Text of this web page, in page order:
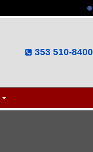
353 510-8400